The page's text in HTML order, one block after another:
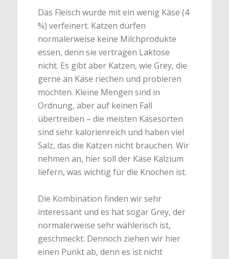
Das Fleisch wurde mit ein wenig Käse (4
%) verfeinert. Katzen dürfen
normalerweise keine Milchprodukte
essen, denn sie vertragen Laktose
nicht. Es gibt aber Katzen, wie Grey, die
gerne an Käse riechen und probieren
möchten. Kleine Mengen sind in
Ordnung, aber auf keinen Fall
übertreiben – die meisten Käsesorten
sind sehr kalorienreich und haben viel
Salz, das die Katzen nicht brauchen. Wir
nehmen an, hier soll der Käse Kalzium
liefern, was wichtig für die Knochen ist.
Die Kombination finden wir sehr
interessant und es hat sogar Grey, der
normalerweise sehr wählerisch ist,
geschmeckt. Dennoch ziehen wir hier
einen Punkt ab, denn es ist nicht